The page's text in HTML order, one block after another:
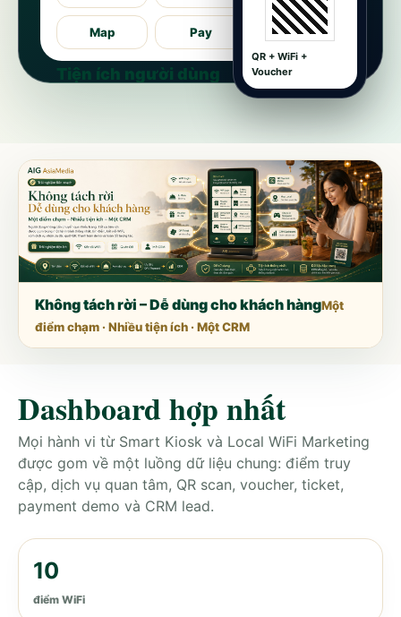
Map Pay CRM
Tiện ích người dùng
Mở tiện ích
QR + WiFi +
Voucher
Không tách rời – Dễ dùng cho khách hàngMột
điểm chạm · Nhiều tiện ích · Một CRM
Dashboard hợp nhất
Mọi hành vi từ Smart Kiosk và Local WiFi Marketing
được gom về một luồng dữ liệu chung: điểm truy
cập, dịch vụ quan tâm, QR scan, voucher, ticket,
payment demo và CRM lead.
10
điểm WiFi